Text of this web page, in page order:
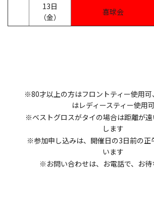
13日
（金）
喜球会
※80才以上の方はフロントティー使用
はレディースティー使用可
※ベストグロスがタイの場合は距離が遠
します
※参加申し込みは、開催日の3日前の正
います
※お問い合わせは、お電話で、お待